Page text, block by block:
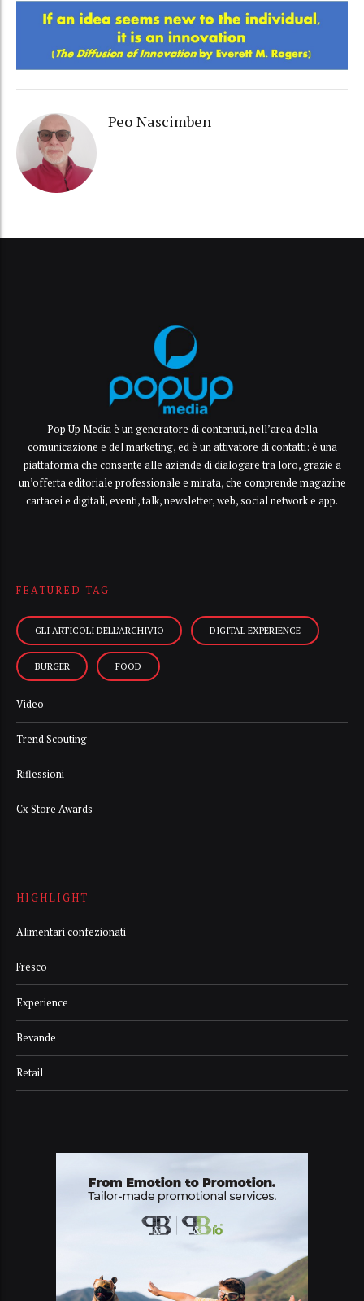
Peo Nascimben
Pop Up Media è un generatore di contenuti, nell’area della
comunicazione e del marketing, ed è un attivatore di contatti: è una
piattaforma che consente alle aziende di dialogare tra loro, grazie a
un’offerta editoriale professionale e mirata, che comprende magazine
cartacei e digitali, eventi, talk, newsletter, web, social network e app.
FEATURED TAG
GLI ARTICOLI DELL’ARCHIVIO DIGITAL EXPERIENCE
BURGER FOOD
Video
Trend Scouting
Riflessioni
Cx Store Awards
HIGHLIGHT
Alimentari confezionati
Fresco
Experience
Bevande
Retail